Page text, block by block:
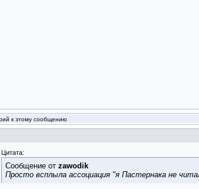
к этому сообщению
Цитата:
Сообщение от zawodik
Просто всплыла ассоциация "я Пастернака не